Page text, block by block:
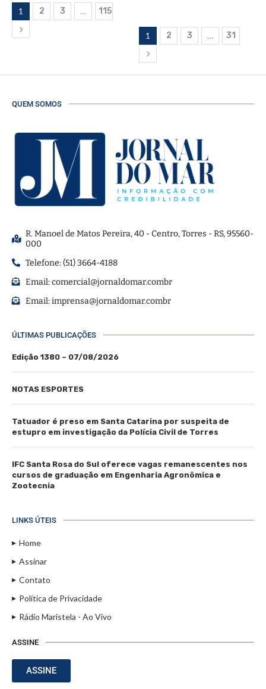
1 2 3 … 115
1 2 3 … 31
QUEM SOMOS
R. Manoel de Matos Pereira, 40 - Centro, Torres - RS, 95560-
000
Telefone: (51) 3664-4188
Email:comercial@jornaldomar.combr
Email:imprensa@jornaldomar.combr
ÚLTIMAS PUBLICAÇÕES
Edição 1380 – 07/08/2026
NOTAS ESPORTES
Tatuador é preso em Santa Catarina por suspeita de
estupro em investigação da Polícia Civil de Torres
IFC Santa Rosa do Sul oferece vagas remanescentes nos
cursos de graduação em Engenharia Agronômica e
Zootecnia
LINKS ÚTEIS
Home
Assinar
Contato
Política de Privacidade
Rádio Maristela - Ao Vivo
ASSINE
ASSINE